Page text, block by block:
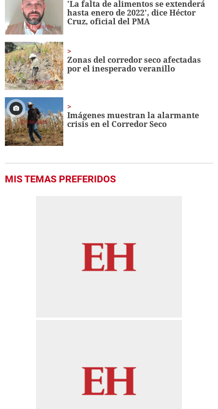
seconds
'La falta de alimentos se extenderá
hasta enero de 2022', dice Héctor
Cruz, oficial del PMA
Zonas del corredor seco afectadas
por el inesperado veranillo
Imágenes muestran la alarmante
crisis en el Corredor Seco
MIS TEMAS PREFERIDOS